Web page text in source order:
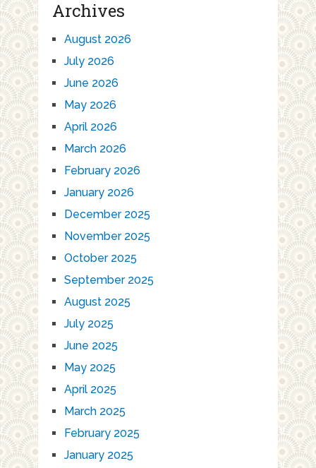
Archives
August 2026
July 2026
June 2026
May 2026
April 2026
March 2026
February 2026
January 2026
December 2025
November 2025
October 2025
September 2025
August 2025
July 2025
June 2025
May 2025
April 2025
March 2025
February 2025
January 2025